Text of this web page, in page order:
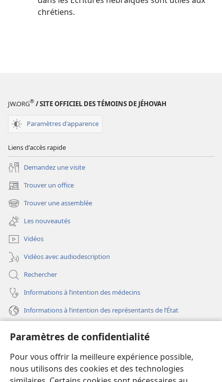
Paramètres de confidentialité
Pour vous offrir la meilleure expérience possible,
nous utilisons des cookies et des technologies
chrétiens.
JW.ORG® / SITE OFFICIEL DES TÉMOINS DE JÉHOVAH
Paramètres d'apparence
Liens d'accès rapide
Demandez une visite
Trouver un office
(ouvre
une
nouvelle
fenêtre)
Trouver une assemblée
(ouvre
une
nouvelle
fenêtre)
Les nouveautés
Vidéos
Vidéos avec audiodescription
Rechercher
Informations à l’intention des médecins
Informations à l’intention des représentants de l’État
(ouvre
une
nouvelle